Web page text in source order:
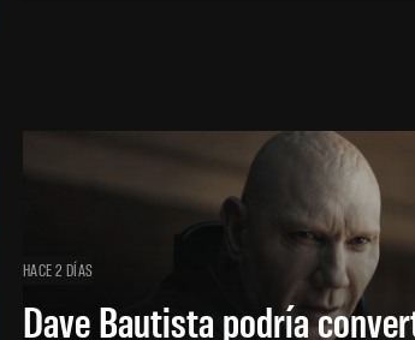
HACE 2 DÍAS
Dave Bautista podría